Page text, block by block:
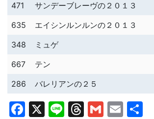
471
サンデーブレーヴの２０１３
635
エイシンルンルンの２０１３
348
ミュゲ
667
テン
286
バレリアンの２５
Facebook
X LineThreads
Gmail
Email